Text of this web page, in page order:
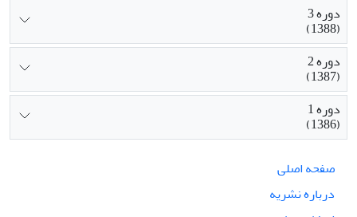
دوره 3
(1388)
دوره 2
(1387)
دوره 1
(1386)
صفحه اصلی
درباره نشریه